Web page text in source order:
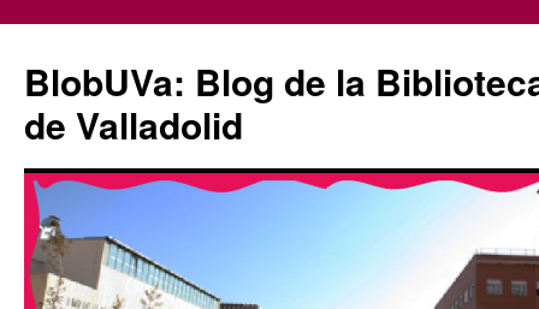
contenido
BlobUVa: Blog de la
de Valladolid